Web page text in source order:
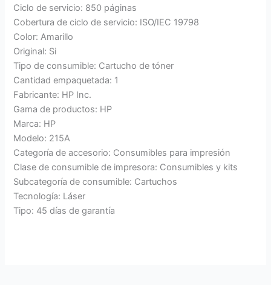
Ciclo de servicio: 850 páginas
Cobertura de ciclo de servicio: ISO/IEC 19798
Color: Amarillo
Original: Si
Tipo de consumible: Cartucho de tóner
Cantidad empaquetada: 1
Fabricante: HP Inc.
Gama de productos: HP
Marca: HP
Modelo: 215A
Categoría de accesorio: Consumibles para impresión
Clase de consumible de impresora: Consumibles y kits
Subcategoría de consumible: Cartuchos
Tecnología: Láser
Tipo: 45 días de garantía